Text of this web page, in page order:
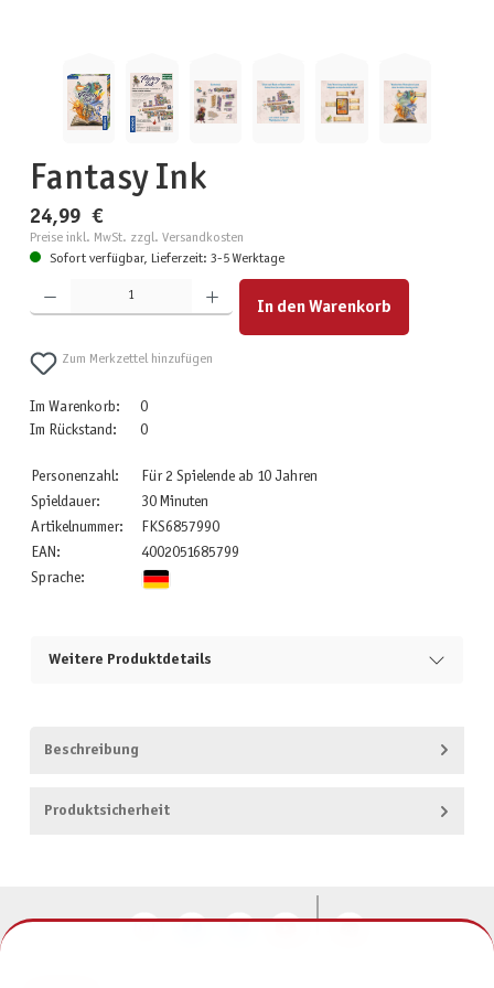
Fantasy Ink
24,99 €
Preise inkl. MwSt. zzgl. Versandkosten
Sofort verfügbar, Lieferzeit: 3-5 Werktage
Produkt Anzahl: Gib den gewünschten Wert ein oder benutze die Schaltflächen um die Anzahl zu
In den Warenkorb
Zum Merkzettel hinzufügen
Im Warenkorb:
0
Im Rückstand:
0
Personenzahl:
Für 2 Spielende ab 10 Jahren
Spieldauer:
30 Minuten
Artikelnummer:
FKS6857990
EAN:
4002051685799
Sprache:
Weitere Produktdetails
Beschreibung
Produktsicherheit